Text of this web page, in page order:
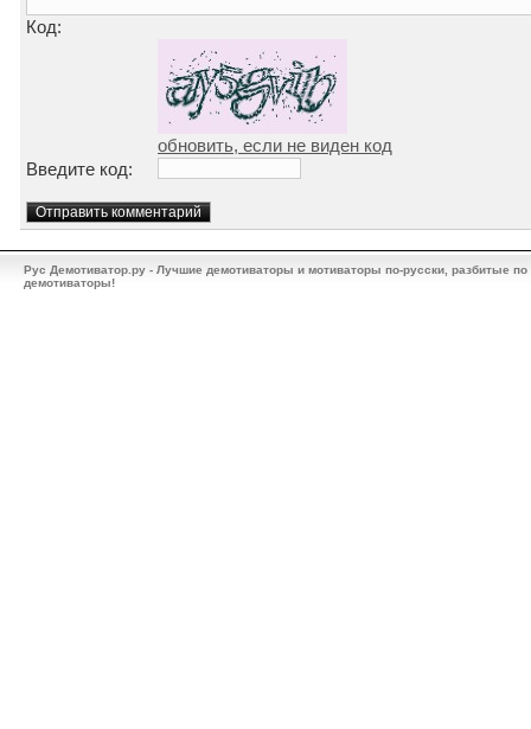
Код:
обновить, если не виден код
Введите код:
Рус Демотиватор.ру - Лучшие демотиваторы и мотиваторы по-русски, разбитые
демотиваторы!